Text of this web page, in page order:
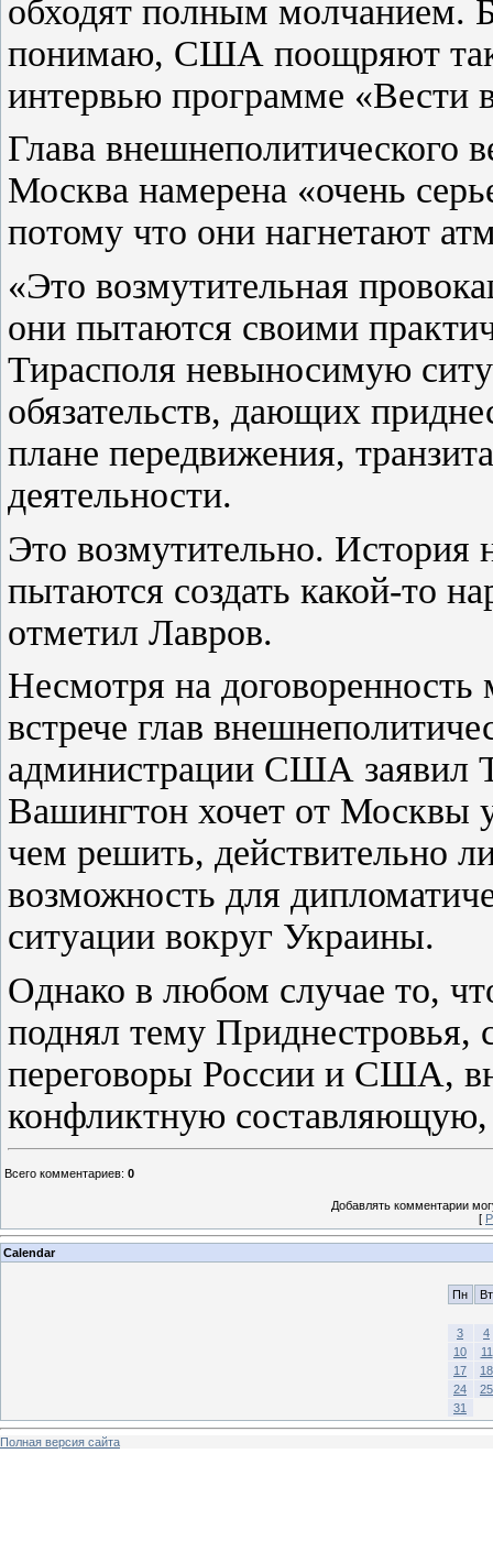
обходят полным молчанием.
понимаю, США поощряют
интервью программе «Вести
Глава внешнеполитического
Москва намерена «очень
потому что они нагнетают
«Это возмутительная
они пытаются своими
Тирасполя невыносимую
обязательств, дающих
плане передвижения,
деятельности.
Это возмутительно.
пытаются создать какой-то
отметил Лавров.
Несмотря на
встрече глав
администрации США заявил
Вашингтон хочет от Москвы
чем решить, действительно
возможность для
ситуации вокруг Украины.
Однако в любом случае то,
поднял тему Приднестровья,
переговоры России и США,
конфликтную составляющую,
Всего комментариев: 0
Добавлять комментарии
[
Calendar
Пн Вт
3
4
10
11
17
18
24
25
31
Полная версия сайта